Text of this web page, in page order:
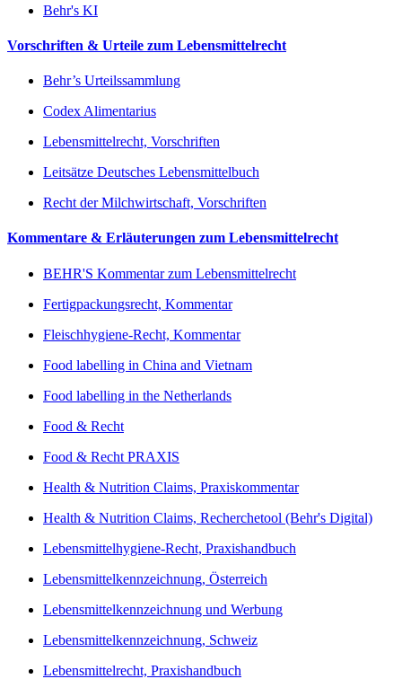
Behr's KI
Vorschriften & Urteile zum Lebensmittelrecht
Behr’s Urteilssammlung
Codex Alimentarius
Lebensmittelrecht, Vorschriften
Leitsätze Deutsches Lebensmittelbuch
Recht der Milchwirtschaft, Vorschriften
Kommentare & Erläuterungen zum Lebensmittelrecht
BEHR'S Kommentar zum Lebensmittelrecht
Fertigpackungsrecht, Kommentar
Fleischhygiene-Recht, Kommentar
Food labelling in China and Vietnam
Food labelling in the Netherlands
Food & Recht
Food & Recht PRAXIS
Health & Nutrition Claims, Praxiskommentar
Health & Nutrition Claims, Recherchetool (Behr's Digital)
Lebensmittelhygiene-Recht, Praxishandbuch
Lebensmittelkennzeichnung, Österreich
Lebensmittelkennzeichnung und Werbung
Lebensmittelkennzeichnung, Schweiz
Lebensmittelrecht, Praxishandbuch